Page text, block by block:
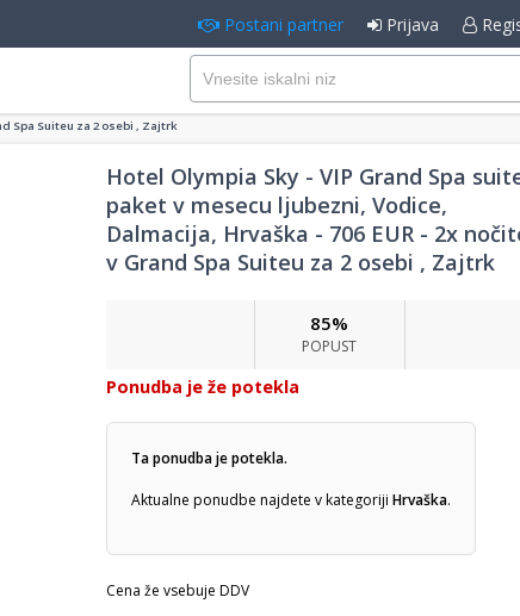
Postani partner Prijava
Spa Suiteu za 2 osebi , Zajtrk
Hotel Olympia Sky - VIP Grand Spa
paket v mesecu ljubezni, Vodice,
Dalmacija, Hrvaška - 706 EUR - 2x
v Grand Spa Suiteu za 2 osebi , Zajtrk
85%
POPUST
Ponudba je že potekla
Ta ponudba je potekla.
Aktualne ponudbe najdete v kategoriji Hrvaška.
Cena že vsebuje DDV